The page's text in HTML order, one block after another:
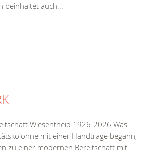
beinhaltet auch...
Wiesentheid 1926-2026 Was
mit einer Handtrage begann,
zu einer modernen Bereitschaft mit